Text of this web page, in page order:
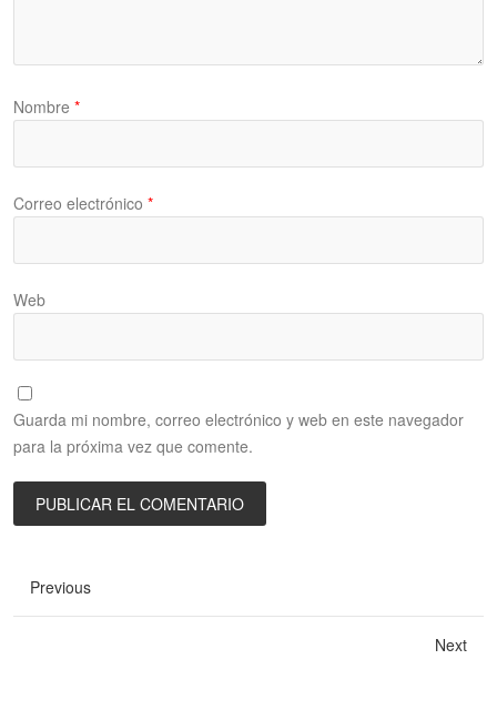
Nombre *
Correo electrónico *
Web
Guarda mi nombre, correo electrónico y web en este navegador
para la próxima vez que comente.
Previous
Next